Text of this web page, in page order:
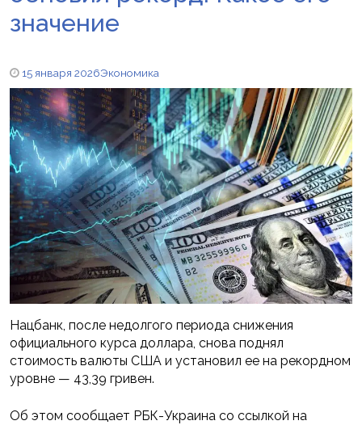
значение
15 января 2026Экономика
Нацбанк, после недолгого периода снижения
официального курса доллара, снова поднял
стоимость валюты США и установил ее на рекордном
уровне — 43,39 гривен.
Об этом сообщает РБК-Украина со ссылкой на